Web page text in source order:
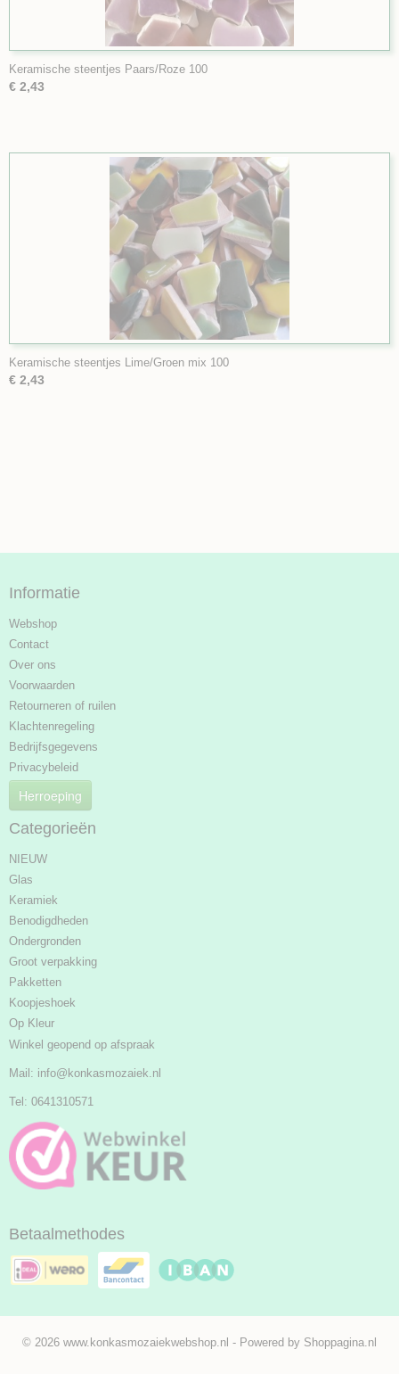
Keramische steentjes Paars/Roze 100
€ 2,43
Keramische steentjes Lime/Groen mix 100
€ 2,43
Informatie
Webshop
Contact
Over ons
Voorwaarden
Retourneren of ruilen
Klachtenregeling
Bedrijfsgegevens
Privacybeleid
Herroeping
Categorieën
NIEUW
Glas
Keramiek
Benodigdheden
Ondergronden
Groot verpakking
Pakketten
Koopjeshoek
Op Kleur
Winkel geopend op afspraak
Mail: info@konkasmozaiek.nl
Tel: 0641310571
Betaalmethodes
© 2026 www.konkasmozaiekwebshop.nl - Powered by Shoppagina.nl